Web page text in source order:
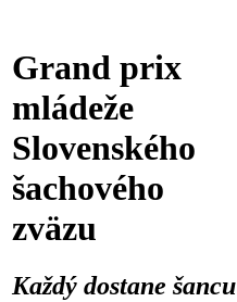
Grand prix
mládeže
Slovenského
šachového
zväzu
Každý dostane šancu